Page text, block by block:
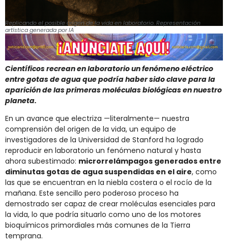
Replicando el posible origen de la vida en laboratorio. Representación
artística generada por IA
Científicos recrean en laboratorio un fenómeno eléctrico
entre gotas de agua que podría haber sido clave para la
aparición de las primeras moléculas biológicas en nuestro
planeta.
En un avance que electriza —literalmente— nuestra
comprensión del origen de la vida, un equipo de
investigadores de la Universidad de Stanford ha logrado
reproducir en laboratorio un fenómeno natural y hasta
ahora subestimado: microrrelámpagos generados entre
diminutas gotas de agua suspendidas en el aire, como
las que se encuentran en la niebla costera o el rocío de la
mañana. Este sencillo pero poderoso proceso ha
demostrado ser capaz de crear moléculas esenciales para
la vida, lo que podría situarlo como uno de los motores
bioquímicos primordiales más comunes de la Tierra
temprana.